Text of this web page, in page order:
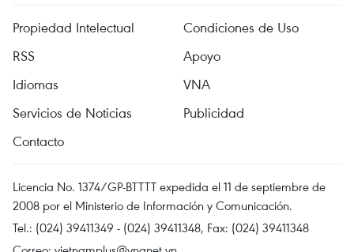
Propiedad Intelectual
Condiciones de Uso
RSS
Apoyo
Idiomas
VNA
Servicios de Noticias
Publicidad
Contacto
Licencia No. 1374/GP-BTTTT expedida el 11 de septiembre de
2008 por el Ministerio de Información y Comunicación.
Tel.: (024) 39411349 - (024) 39411348, Fax: (024) 39411348